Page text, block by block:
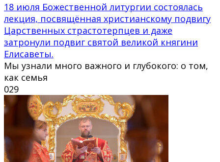
18 июля Божественной литургии состоялась
лекция, посвящённая христианскому подвигу
Царственных страстотерпцев и даже
затронули подвиг святой великой княгини
Елисаветы.
Мы узнали много важного и глубокого: о том,
как семья
029